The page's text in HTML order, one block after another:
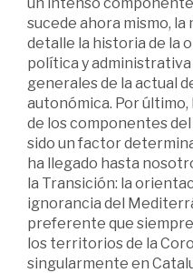
sucede ahora mismo,
detalle la historia de la
política y administrativa
generales de la actual
autonómica. Por
de los componentes
sido un factor
ha llegado hasta
la Transición: la
ignorancia del
preferente que
los territorios de la
singularmente en